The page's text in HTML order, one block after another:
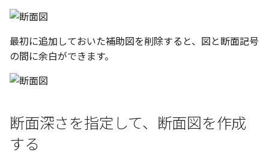
最初に追加しておいた補助図を削除すると、図と断面記号
の間に余白ができます。
断面深さを指定して、断面図を作成
する